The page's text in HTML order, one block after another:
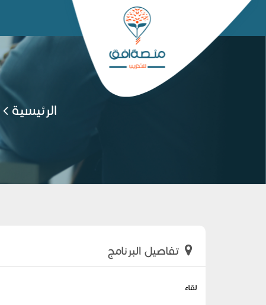
الرئيسية
تفاصيل البرنامج
لقاء